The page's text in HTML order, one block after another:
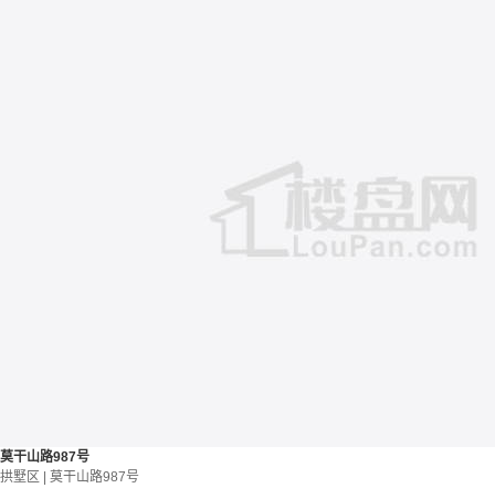
莫干山路987号
拱墅区 | 莫干山路987号